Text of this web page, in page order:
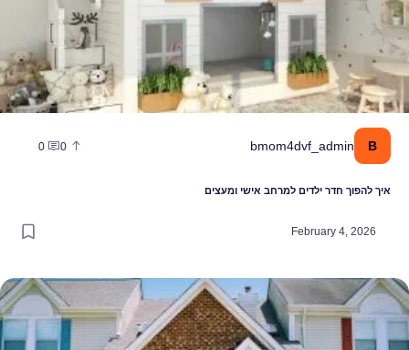
B
bmom4dvf_admin
0
0
איך להפוך חדר ילדים למרחב אישי ומעצים
February 4, 2026
למה המקום שבו תבחרו לגדל את הילדים שלכם יקבע כמה מאושרים תהיו